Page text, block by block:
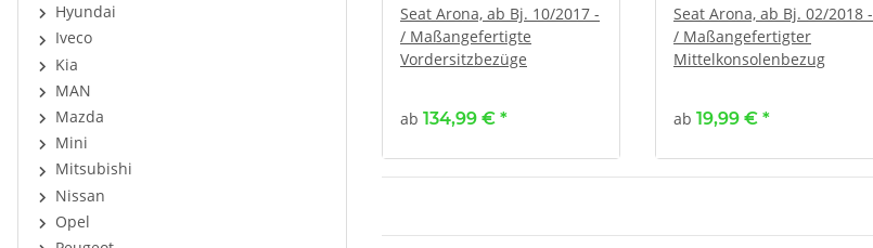
Seat Arona, ab Bj. 10/2017 -
/ Maßangefertigte
Vordersitzbezüge
ab 134,99 € *
Seat Arona, ab Bj. 02/2018 -
/ Maßangefertigter
Mittelkonsolenbezug
ab 19,99 € *
Hyundai
Iveco
Kia
MAN
Mazda
Mini
Mitsubishi
Nissan
Opel